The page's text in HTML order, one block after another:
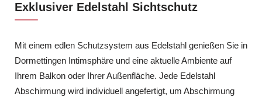
Exklusiver Edelstahl Sichtschutz
Mit einem edlen Schutzsystem aus Edelstahl genießen Sie in
Dormettingen Intimsphäre und eine aktuelle Ambiente auf
Ihrem Balkon oder Ihrer Außenfläche. Jede Edelstahl
Abschirmung wird individuell angefertigt, um Abschirmung